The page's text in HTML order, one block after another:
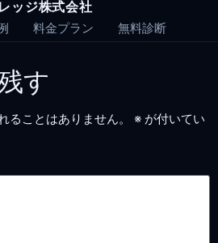
ッジ株式会社
料金プラン
無料診断
す
ることはありません。 ※ が付いてい